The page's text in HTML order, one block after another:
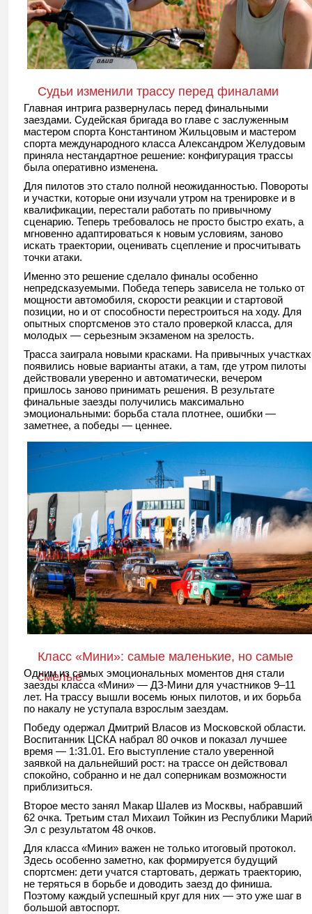
Судьи изменили трассу перед финалами
Главная интрига развернулась перед финальными
заездами. Судейская бригада во главе с заслуженным
мастером спорта Константином Жильцовым и мастером
спорта международного класса Александром Желудовым
приняла нестандартное решение: конфигурация трассы
была оперативно изменена.
Для пилотов это стало полной неожиданностью. Повороты
и участки, которые они изучали утром на тренировке и в
квалификации, перестали работать по привычному
сценарию. Теперь требовалось не просто быстро ехать, а
мгновенно адаптироваться к новым условиям, заново
искать траектории, оценивать сцепление и просчитывать
точки атаки.
Именно это решение сделало финалы особенно
непредсказуемыми. Победа теперь зависела не только от
мощности автомобиля, скорости реакции и стартовой
позиции, но и от способности перестроиться на ходу. Для
опытных спортсменов это стало проверкой класса, для
молодых — серьезным экзаменом на зрелость.
Трасса заиграла новыми красками. На привычных участках
появились новые варианты атаки, а там, где утром пилоты
действовали уверенно и автоматически, вечером
пришлось заново принимать решения. В результате
финальные заезды получились максимально
эмоциональными: борьба стала плотнее, ошибки —
заметнее, а победы — ценнее.
Класс «Мини»: самые маленькие, но самые
смелые
Одним из самых эмоциональных моментов дня стали
заезды класса «Мини» — ДЗ-Мини для участников 9–11
лет. На трассу вышли восемь юных пилотов, и их борьба
по накалу не уступала взрослым заездам.
Победу одержал Дмитрий Власов из Московской области.
Воспитанник ЦСКА набрал 80 очков и показал лучшее
время — 1:31.01. Его выступление стало уверенной
заявкой на дальнейший рост: на трассе он действовал
спокойно, собранно и не дал соперникам возможности
приблизиться.
Второе место занял Макар Шалев из Москвы, набравший
62 очка. Третьим стал Михаил Тойкин из Республики Марий
Эл с результатом 48 очков.
Для класса «Мини» важен не только итоговый протокол.
Здесь особенно заметно, как формируется будущий
спортсмен: дети учатся стартовать, держать траекторию,
не теряться в борьбе и доводить заезд до финиша.
Поэтому каждый успешный круг для них — это уже шаг в
большой автоспорт.